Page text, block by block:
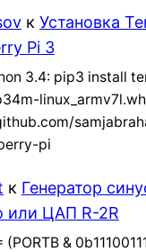
к Установка
Pi 3
3.4: pip3 install
pi
к Генератор
или ЦАП R-2R
(PORTB &